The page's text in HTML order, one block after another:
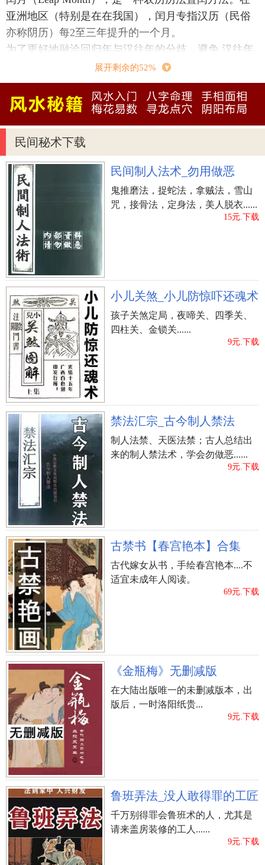
亚洲地区（特别是在在我国），闰月专指汉历（民俗
亦称阴历）每2至三年提升的一个月。
为了更好地融洽回归年与汉往年的分歧，避免 汉往年
月与回归年即四季错位，每2至三年置1闰，古时候曾
选用19年置7闰的闰周；
到唐朝的《麟德历》时废止了固定不动闰周，选用无
节气月置闰，因而是该闰时置闰。
八字命局是每一个人出世后已终究的，提早认识自己
的好运，可以让以后的人生道路以后走得更为顺利
哦。
计算十年大运热烈欢迎点一下正下方的《精品测算》
提早预测分析哦，祝你人生道路顺利！
闰四月有何禁忌注意
上一篇：5月1日—五一节结婚对联|喜协同集（横批）
展开剩余的52%
民间秘术下载
民间制人法术_勿用做恶
鬼推磨法，捉蛇法，拿贼法，雪山
咒，接骨法，定身法，美人脱衣......
15元.下载
小儿关煞_小儿防惊吓还魂术
孩子关煞定局，夜啼关、四季关、
四柱关、金锁关......
9元.下载
禁法汇宗_古今制人禁法
制人法禁、天医法禁；古人总结出
来的制人禁法术，学会勿做恶......
9元.下载
古禁书【春宫艳本】合集
古代嫁女从书，手绘春宫艳本....不
适宜未成年人阅读。
69元.下载
《金瓶梅》无删减版
在大陆出版唯一的未删减版本，出
版后，一时洛阳纸贵...
9元.下载
鲁班弄法_没人敢得罪的工匠
千万别得罪会鲁班术的人，尤其是
请来盖房装修的工人......
9元.下载